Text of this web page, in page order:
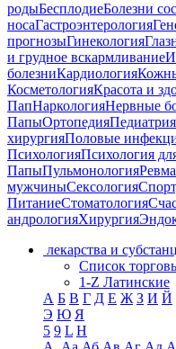
родыБесплодиеБолезни
носаГастроэнтерология
прогнозыГинекология
и грудное вскармливание
болезниКардиология
КосметологияКрасота и
ПапНаркологияНервные
ПапыОртопедияПедиатрия
хирургияПоловые
ПсихологияПсихология
ПапыПульмонология
мужчиныСексология
ПитаниеСтоматология
андрологияХирургия
лекарства и
Список
1-Z Латинские
А Б В Г Д Е Ж З И Й
Э Ю Я
5 9 L H